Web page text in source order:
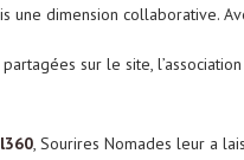
une dimension collaborative.
sur le site,
, Sourires Nomades leur a